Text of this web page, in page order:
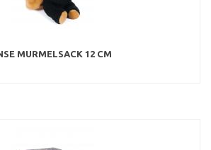
MURMELSACK 12 CM